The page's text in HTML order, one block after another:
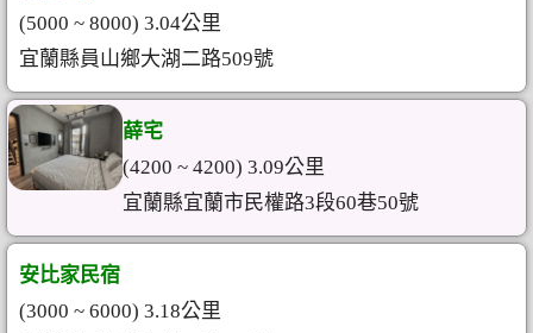
(5000 ~ 8000) 3.04公里
宜蘭縣員山鄉大湖二路509號
薛宅
(4200 ~ 4200) 3.09公里
宜蘭縣宜蘭市民權路3段60巷50號
安比家民宿
(3000 ~ 6000) 3.18公里